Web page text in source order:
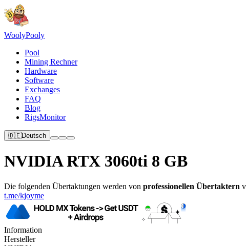
WoolyPooly
Pool
Mining Rechner
Hardware
Software
Exchanges
FAQ
Blog
RigsMonitor
🇩🇪Deutsch
NVIDIA RTX 3060ti 8 GB
Die folgenden Übertaktungen werden von professionellen Übertaktern
t.me/kjoyme
Information
Hersteller